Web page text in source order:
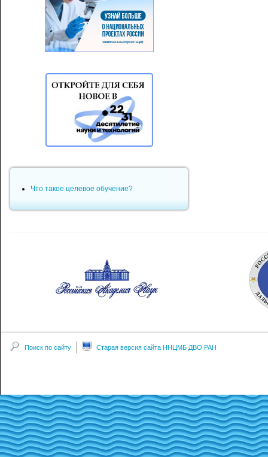
Что такое целевое обучение?
Поиск по сайту Старая версия сайта ННЦМБ ДВО РАН